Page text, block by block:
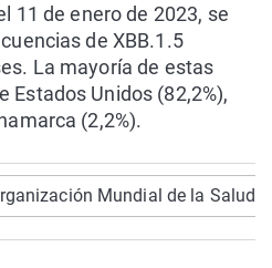
11 de enero de 2023, se
de XBB.1.5
La mayoría de estas
Estados Unidos (82,2%),
(2,2%).
Mundial de la Salud